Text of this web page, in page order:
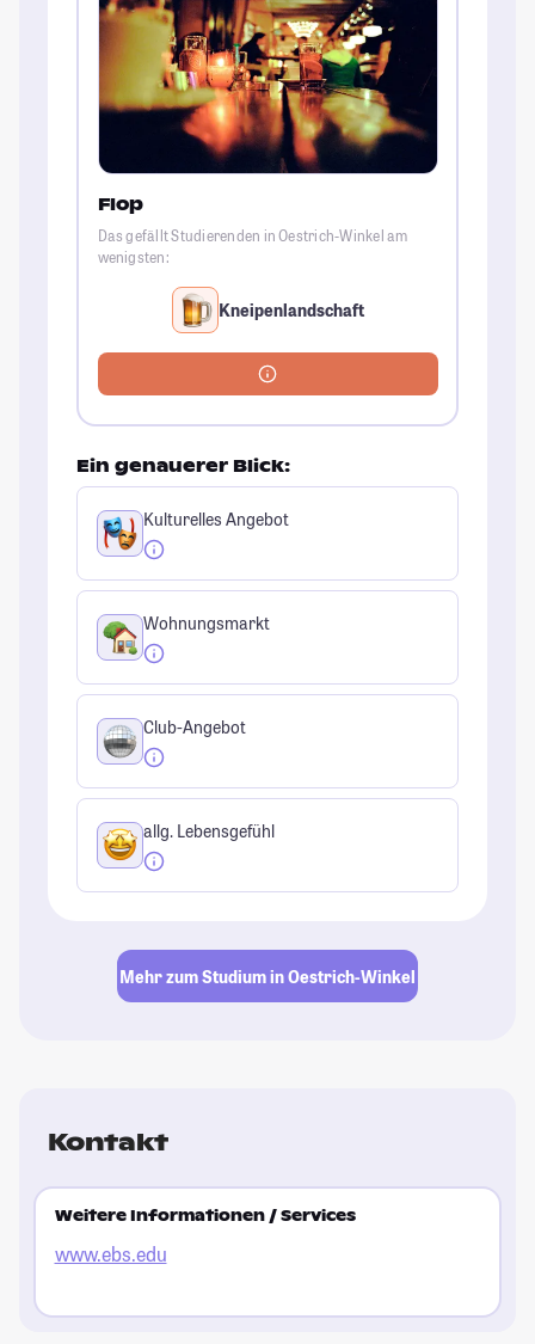
Flop
Das gefällt Studierenden in Oestrich-Winkel am
wenigsten:
Kneipenlandschaft
Ein genauerer Blick:
Kulturelles Angebot
Wohnungsmarkt
Club-Angebot
allg. Lebensgefühl
Mehr zum Studium in Oestrich-Winkel
Kontakt
Weitere Informationen / Services
www.ebs.edu